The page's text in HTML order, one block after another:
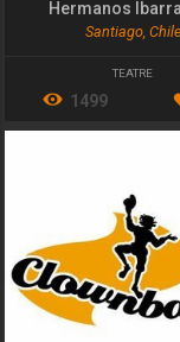
Hermanos
Santiago, Chile
TEATRE
1499